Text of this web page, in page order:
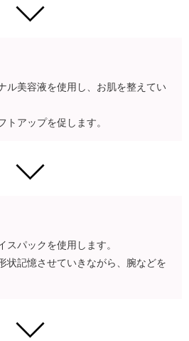
ル美容液を使用し、お肌を整えてい
トアップを促します。
パックを使用します。
状記憶させていきながら、腕などを